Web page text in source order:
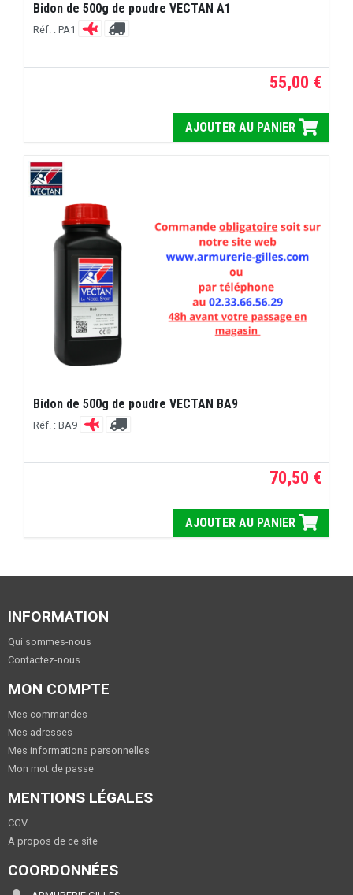
Bidon de 500g de poudre VECTAN A1
Réf. : PA1
55,00 €
AJOUTER AU PANIER
Bidon de 500g de poudre VECTAN BA9
Réf. : BA9
70,50 €
AJOUTER AU PANIER
INFORMATION
Qui sommes-nous
Contactez-nous
MON COMPTE
Mes commandes
Mes adresses
Mes informations personnelles
Mon mot de passe
MENTIONS LÉGALES
CGV
A propos de ce site
COORDONNÉES